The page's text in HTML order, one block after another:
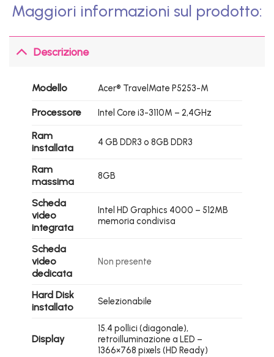
Maggiori informazioni sul prodotto:
Descrizione
Modello Acer® TravelMate P5253-M
Processore Intel Core i3-3110M – 2,4GHz
Ram
installata
4 GB DDR3 o 8GB DDR3
Ram
massima
8GB
Scheda
video
integrata
Intel HD Graphics 4000 – 512MB
memoria condivisa
Scheda
video
dedicata
Non presente
Hard Disk
installato
Selezionabile
Display
15.4 pollici (diagonale),
retroilluminazione a LED –
1366×768 pixels (HD Ready)